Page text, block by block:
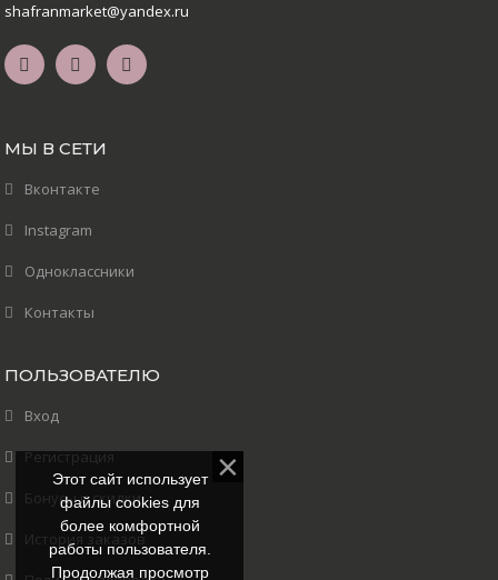
shafranmarket@yandex.ru
МЫ В СЕТИ
Вконтакте
Instagram
Одноклассники
Контакты
ПОЛЬЗОВАТЕЛЮ
Вход
Регистрация
Бонусы и скидки
История заказов
Этот сайт использует
файлы cookies для
более комфортной
работы пользователя.
Продолжая просмотр